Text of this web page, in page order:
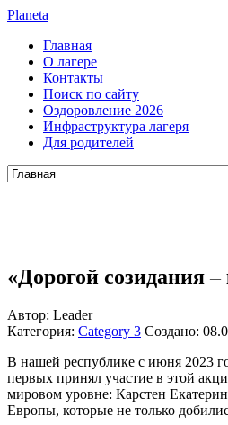
Planeta
Главная
О лагере
Контакты
Поиск по сайту
Оздоровление 2026
Инфраструктура лагеря
Для родителей
«Дорогой созидания –
Автор: Leader
Категория: Category 3 Создано:
В нашей республике с июня 2023
первых принял участие в этой
мировом уровне: Карстен
Европы, которые не только